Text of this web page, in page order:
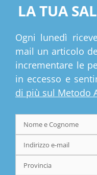
LA TUA
Ogni lunedì
mail un articolo
incrementare le
in eccesso e
di più sul Metodo